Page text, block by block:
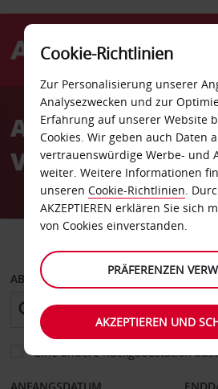
AvisAutovermietung
Via Stalingrado
ABHOLEN VON
Eine andere Rückgabestation
ANFANGSDATUM
Cookie-Richtlinien
Zur Personalisierung unserer
Analysezwecken und zur
Erfahrung auf unserer Website
Cookies. Wir geben auch Daten
vertrauenswürdige Werbe- und
weiter. Weitere Informationen
unseren Cookie-Richtlinien.
AKZEPTIEREN erklären Sie sich
von Cookies einverstanden.
PRÄFERENZEN
AKZEPTIEREN UND